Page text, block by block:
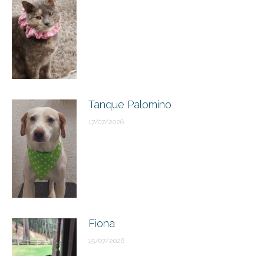
Tanque Palomino
17/07/2026
Fiona
15/07/2026